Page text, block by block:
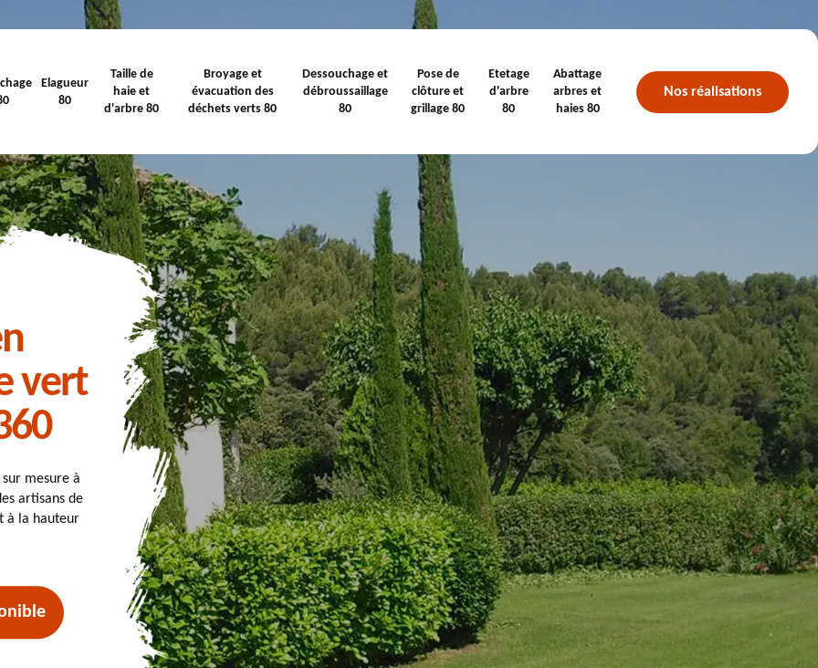
Elagueur
80
Taille de
haie et
d'arbre 80
Broyage et
évacuation des
déchets verts 80
Dessouchage et
débroussaillage
80
Pose de
clôture et
grillage 80
Etetage
d'arbre
80
Abattage
arbres et
haies 80
Nos réalisations
vert
mesure à
artisans de
à la hauteur